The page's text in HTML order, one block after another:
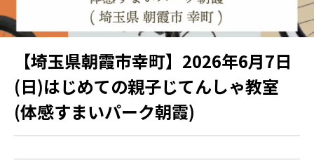
【埼玉県朝霞市幸町】2026年6月7日
(日)はじめての親子じてんしゃ教室
(体感すまいパーク朝霞)